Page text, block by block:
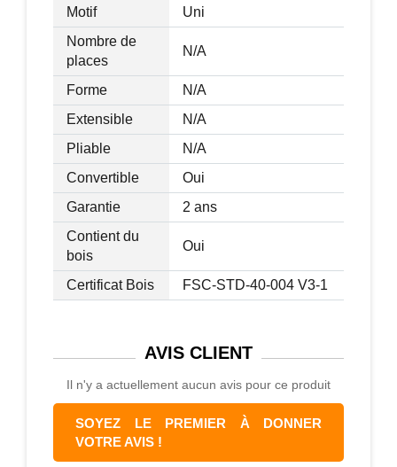
Motif
Uni
Nombre de
places
N/A
Forme
N/A
Extensible
N/A
Pliable
N/A
Convertible
Oui
Garantie
2 ans
Contient du
bois
Oui
Certificat Bois FSC-STD-40-004 V3-1
AVIS CLIENT
Il n'y a actuellement aucun avis pour ce produit
SOYEZ LE PREMIER À DONNER
VOTRE AVIS !